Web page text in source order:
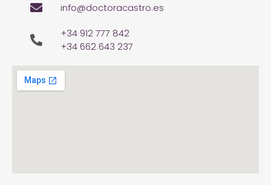
info@doctoracastro.es
+34 912 777 842
+34 662 643 237